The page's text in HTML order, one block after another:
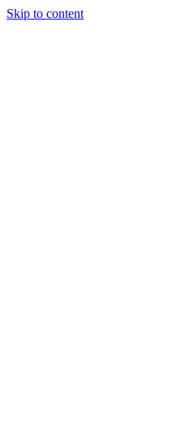
Skip to content